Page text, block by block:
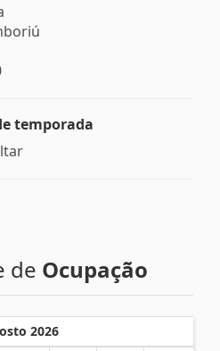
temporada
de Ocupação
2026